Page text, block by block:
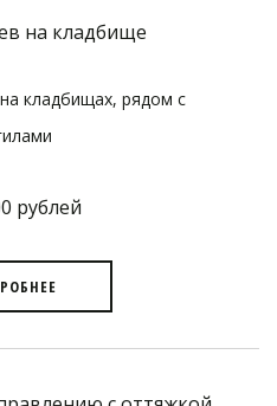
на кладбище
кладбищах, рядом с
рублей